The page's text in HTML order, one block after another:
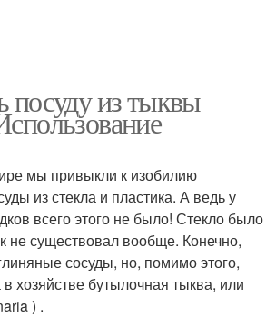
посуду из тыквы
мы привыкли к изобилию
из стекла и пластика. А ведь у
всего этого не было! Стекло было
не существовал вообще. Конечно,
сосуды, но, помимо этого,
хозяйстве бутылочная тыква, или
) .